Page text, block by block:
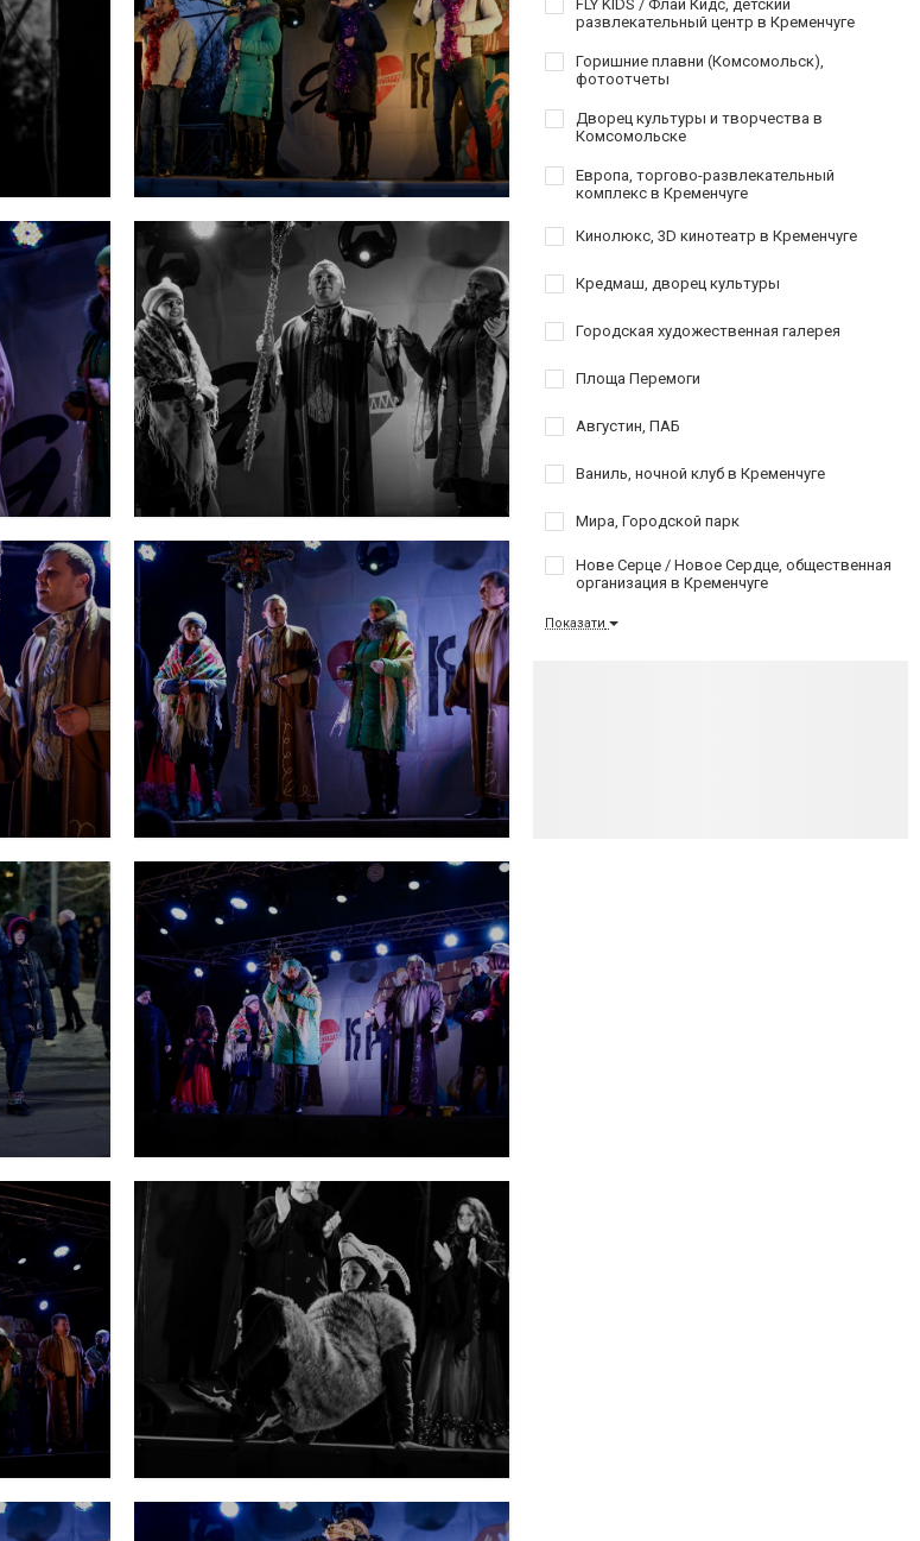
FLY KIDS / Флай Кидс, детский
развлекательный центр в Кременчуге
Горишние плавни (Комсомольск),
фотоотчеты
Дворец культуры и творчества в
Комсомольске
Европа, торгово-развлекательный
комплекс в Кременчуге
Кинолюкс, 3D кинотеатр в Кременчуге
Кредмаш, дворец культуры
Городская художественная галерея
Площа Перемоги
Августин, ПАБ
Ваниль, ночной клуб в Кременчуге
Мира, Городской парк
Нове Серце / Новое Сердце, общественная
организация в Кременчуге
Показати